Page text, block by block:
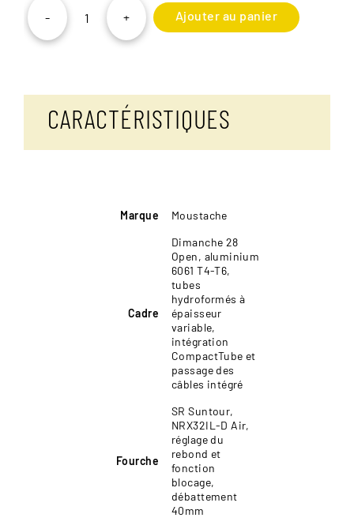
-
quantité
Open
+ Ajouter au panier
CARACTÉRISTIQUES
Marque Moustache
Cadre
Dimanche 28
Open, aluminium
6061 T4-T6,
tubes
hydroformés à
épaisseur
variable,
intégration
CompactTube et
passage des
câbles intégré
Fourche
SR Suntour,
NRX32IL-D Air,
réglage du
rebond et
fonction
blocage,
débattement
40mm